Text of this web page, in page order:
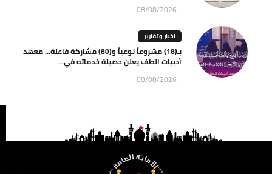
08/08/2026
اخبار وتقارير
بـ(18) مشروعاً نوعياً و(80) مشاركة فاعلة… معهد
أديبات الطف يعلن حصيلة خدماته في...
08/08/2026